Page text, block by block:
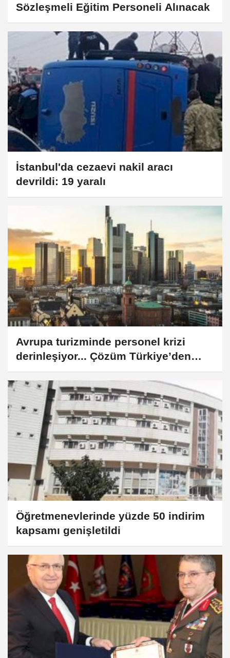
Sözleşmeli Eğitim Personeli Alınacak
İstanbul'da cezaevi nakil aracı
devrildi: 19 yaralı
Avrupa turizminde personel krizi
derinleşiyor... Çözüm Türkiye’den
geliyor
Öğretmenevlerinde yüzde 50 indirim
kapsamı genişletildi